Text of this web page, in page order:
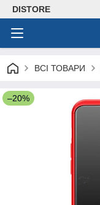
DISTORE
ВСІ ТОВАРИ
–20%